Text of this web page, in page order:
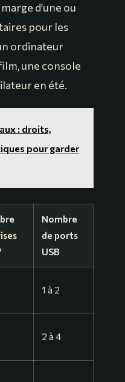
d’une ou
pour les
ordinateur
une console
en été.
: droits,
pour garder
Nombre
de ports
USB
1 à 2
2 à 4